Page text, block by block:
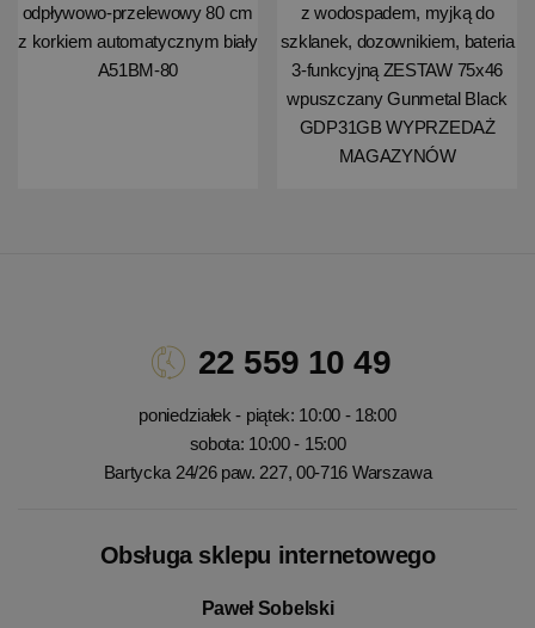
odpływowo-przelewowy 80 cm
z korkiem automatycznym biały
A51BM-80
z wodospadem, myjką do
szklanek, dozownikiem, bateria
3-funkcyjną ZESTAW 75x46
wpuszczany Gunmetal Black
GDP31GB WYPRZEDAŻ
MAGAZYNÓW
22 559 10 49
poniedziałek - piątek: 10:00 - 18:00
sobota: 10:00 - 15:00
Bartycka 24/26 paw. 227, 00-716 Warszawa
Obsługa sklepu internetowego
Paweł Sobelski